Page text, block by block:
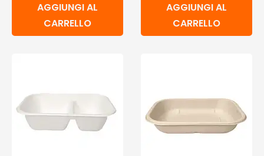
AGGIUNGI AL
CARRELLO
AGGIUNGI AL
CARRELLO